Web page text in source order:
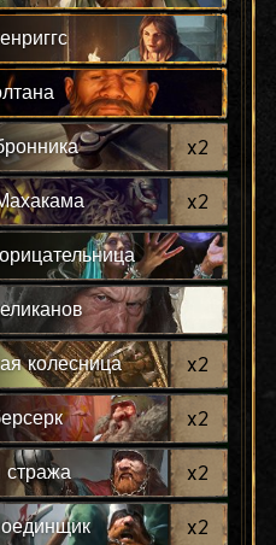
x2
x2
колесница x2
x2
стража x2
x2